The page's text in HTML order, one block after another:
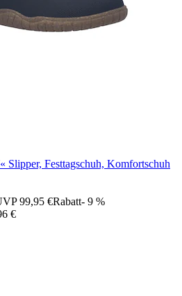
Slipper, Festtagschuh, Komfortschuh
99,95 €Rabatt- 9 %
€